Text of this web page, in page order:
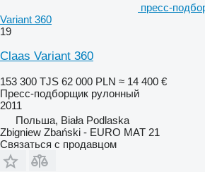
пресс-
Variant 360
19
Claas Variant 360
153 300 TJS 62 000 PLN ≈ 14 400 €
Пресс-подборщик рулонный
2011
Польша, Biała Podlaska
Zbigniew Zbański - EURO MAT 21
Связаться с продавцом